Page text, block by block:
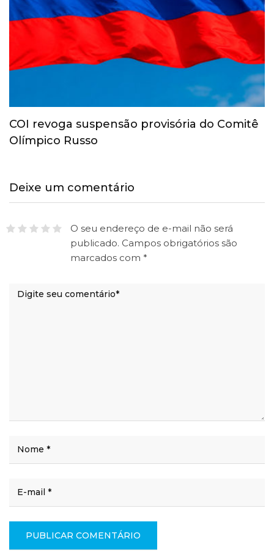
COI revoga suspensão provisória do Comitê
Olímpico Russo
Deixe um comentário
O seu endereço de e-mail não será
publicado. Campos obrigatórios são
marcados com *